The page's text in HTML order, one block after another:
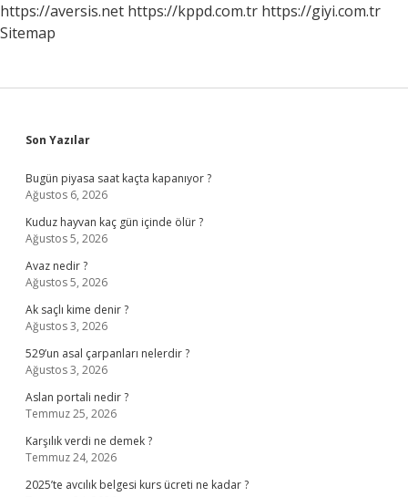
https://aversis.net https://kppd.com.tr https://giyi.com.tr
Sitemap
Sidebar
Son Yazılar
Bugün piyasa saat kaçta kapanıyor ?
Ağustos 6, 2026
Kuduz hayvan kaç gün içinde ölür ?
Ağustos 5, 2026
Avaz nedir ?
Ağustos 5, 2026
Ak saçlı kime denir ?
Ağustos 3, 2026
529’un asal çarpanları nelerdir ?
Ağustos 3, 2026
Aslan portali nedir ?
Temmuz 25, 2026
Karşılık verdi ne demek ?
Temmuz 24, 2026
2025’te avcılık belgesi kurs ücreti ne kadar ?